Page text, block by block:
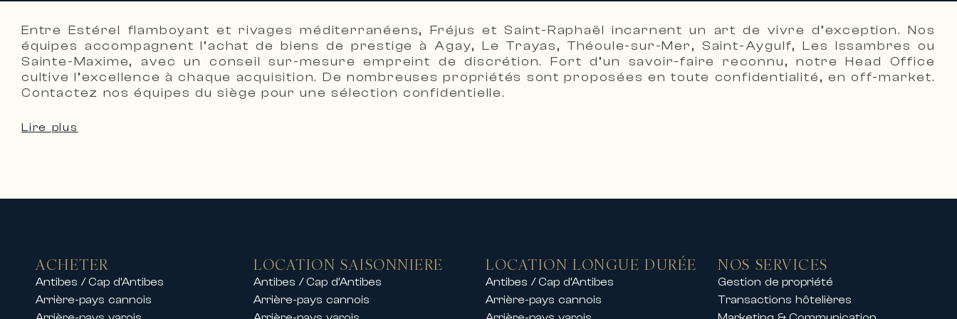
d’exception dans les destinations les plus prisées.
Sur la Côte d’Azur, nous proposons des locations de prestige comprenant :
• Villas de luxe avec piscine et vue mer
• Propriétés privées dans des domaines sécurisés
• Résidences d’exception proches des plages, ports et golfs
Grâce à son implantation historique sur la Côte d’Azur, Carlton International accompagne également ses clients
lors des grands événements internationaux organisés à Cannes.
Nous proposons des locations d’appartements et de villas de prestige pendant les principaux congrès et
Entre Estérel flamboyant et rivages méditerranéens, Fréjus et Saint-Raphaël incarnent un art de vivre d’exception. Nos
équipes accompagnent l’achat de biens de prestige à Agay, Le Trayas, Théoule-sur-Mer, Saint-Aygulf, Les Issambres ou
Sainte-Maxime, avec un conseil sur-mesure empreint de discrétion. Fort d’un savoir-faire reconnu, notre Head Office
cultive l’excellence à chaque acquisition. De nombreuses propriétés sont proposées en toute confidentialité, en off-market.
Contactez nos équipes du siège pour une sélection confidentielle.
Lire plus
ACHETER
Antibes / Cap d’Antibes
Arrière-pays cannois
LOCATION SAISONNIERE
Antibes / Cap d’Antibes
Arrière-pays cannois
LOCATION LONGUE DURÉE
Antibes / Cap d’Antibes
Arrière-pays cannois
NOS SERVICES
Gestion de propriété
Transactions hôtelières